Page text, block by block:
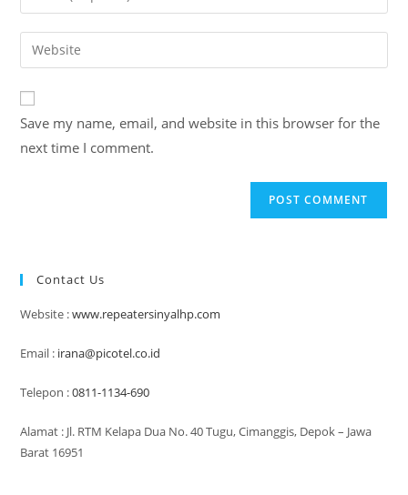
comment
your
email
address
comment
Enter
your
website
URL
(optional)
Save my name, email, and website in this browser for the
next time I comment.
Contact Us
Website :www.repeatersinyalhp.com
Email : irana@picotel.co.id
Telepon :0811-1134-690
Alamat : Jl. RTM Kelapa Dua No. 40 Tugu, Cimanggis, Depok – Jawa
Barat 16951